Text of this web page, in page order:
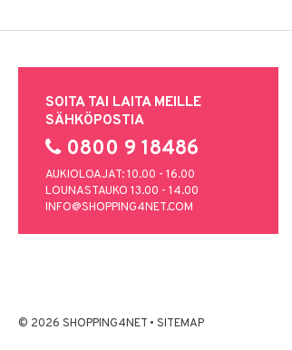
SOITA TAI LAITA MEILLE
SÄHKÖPOSTIA
0800 9 18486
AUKIOLOAJAT: 10.00 - 16.00
LOUNASTAUKO 13.00 - 14.00
INFO@SHOPPING4NET.COM
© 2026 SHOPPING4NET • SITEMAP